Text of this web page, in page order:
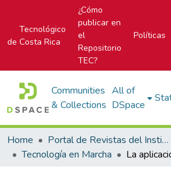
Tecnológico
de Costa Rica
¿Cómo
publicar en
el
Repositorio
TEC?
Políticas
Communities
& Collections
All of
DSpace
Home
Portal de Revistas del Instituto Tecnológico de Costa Rica
Tecnología en Marcha